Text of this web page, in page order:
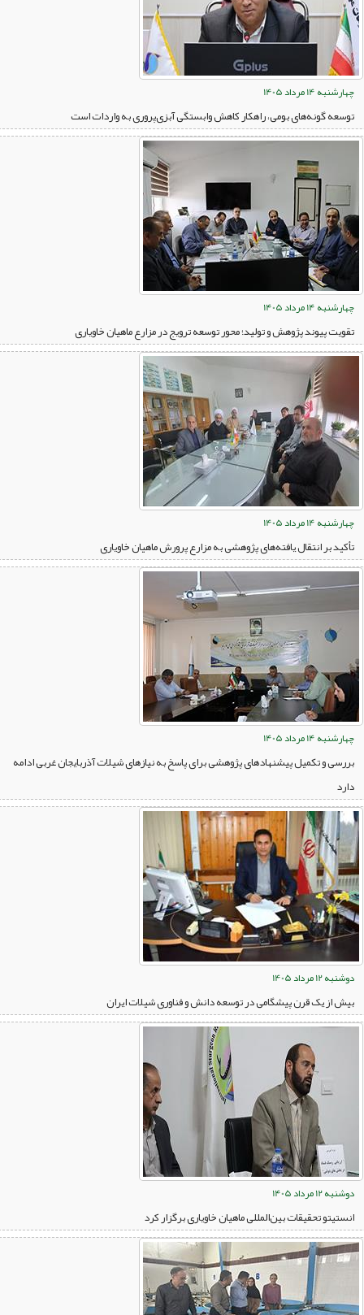
چهارشنبه 14 مرداد 1405
توسعه گونه‌های بومی، راهکار کاهش وابستگی آبزی‌پروری به واردات است
چهارشنبه 14 مرداد 1405
تقویت پیوند پژوهش و تولید؛ محور توسعه ترویج در مزارع ماهیان خاویاری
چهارشنبه 14 مرداد 1405
تأکید بر انتقال یافته‌های پژوهشی به مزارع پرورش ماهیان خاویاری
چهارشنبه 14 مرداد 1405
بررسی و تکمیل پیشنهادهای پژوهشی برای پاسخ به نیازهای شیلات آذربایجان غربی ادامه
دارد
دوشنبه 12 مرداد 1405
بیش از یک قرن پیشگامی در توسعه دانش و فناوری شیلات ایران
دوشنبه 12 مرداد 1405
انستیتو تحقیقات بین‌المللی ماهیان خاویاری برگزار کرد